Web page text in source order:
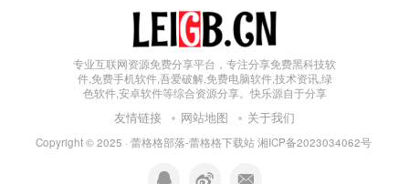
专业互联网资源免费分享平台，专注分享免费黑科技软
件,免费手机软件,吾爱破解,免费电脑软件,技术资讯,绿
色软件,安卓软件等综合资源分享。快乐源自于分享
友情链接 网站地图 关于我们
Copyright © 2025 · 蕾格格部落-蕾格格下载站 湘ICP备2023034062号